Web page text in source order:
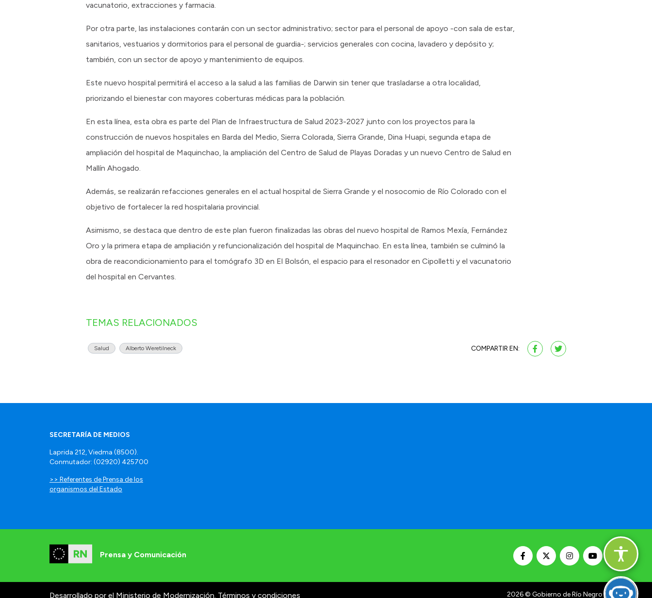
vacunatorio, extracciones y farmacia.
Por otra parte, las instalaciones contarán con un sector administrativo; sector para el personal de apoyo -con sala de estar,
sanitarios, vestuarios y dormitorios para el personal de guardia-; servicios generales con cocina, lavadero y depósito y;
también, con un sector de apoyo y mantenimiento de equipos.
Este nuevo hospital permitirá el acceso a la salud a las familias de Darwin sin tener que trasladarse a otra localidad,
priorizando el bienestar con mayores coberturas médicas para la población.
En esta línea, esta obra es parte del Plan de Infraestructura de Salud 2023-2027 junto con los proyectos para la
construcción de nuevos hospitales en Barda del Medio, Sierra Colorada, Sierra Grande, Dina Huapi, segunda etapa de
ampliación del hospital de Maquinchao, la ampliación del Centro de Salud de Playas Doradas y un nuevo Centro de Salud en
Mallín Ahogado.
Además, se realizarán refacciones generales en el actual hospital de Sierra Grande y el nosocomio de Río Colorado con el
objetivo de fortalecer la red hospitalaria provincial.
Asimismo, se destaca que dentro de este plan fueron finalizadas las obras del nuevo hospital de Ramos Mexía, Fernández
Oro y la primera etapa de ampliación y refuncionalización del hospital de Maquinchao. En esta línea, también se culminó la
obra de reacondicionamiento para el tomógrafo 3D en El Bolsón, el espacio para el resonador en Cipolletti y el vacunatorio
del hospital en Cervantes.
TEMAS RELACIONADOS
Salud Alberto Weretilneck COMPARTIR EN:
SECRETARÍA DE MEDIOS
Laprida 212, Viedma (8500).
Conmutador: (02920) 425700
>> Referentes de Prensa de los
organismos del Estado
Prensa y Comunicación
Desarrollado por el Ministerio de Modernización. Términos y condiciones 2026© Gobierno de Río Negro